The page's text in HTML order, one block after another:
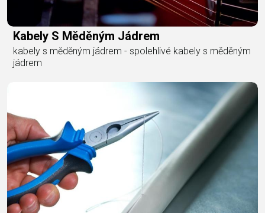
Kabely S Měděným Jádrem
kabely s měděným jádrem - spolehlivé kabely s měděným
jádrem